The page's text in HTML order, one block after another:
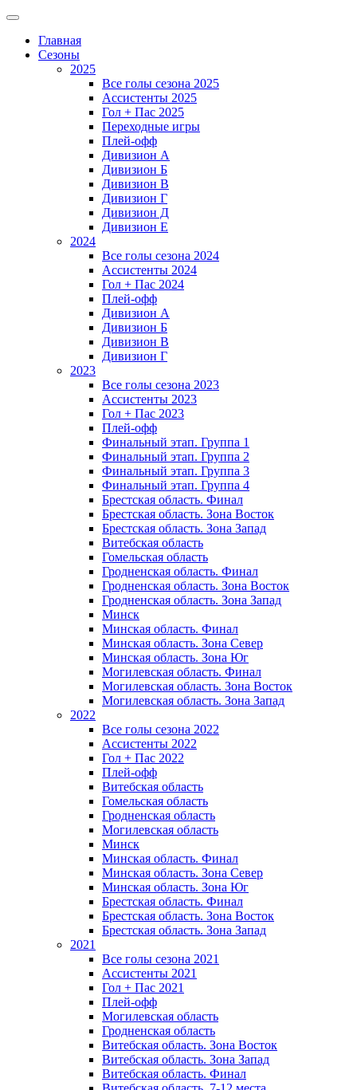
Главная
Сезоны
2025
Все голы сезона 2025
Ассистенты 2025
Гол + Пас 2025
Переходные игры
Плей-офф
Дивизион A
Дивизион Б
Дивизион В
Дивизион Г
Дивизион Д
Дивизион Е
2024
Все голы сезона 2024
Ассистенты 2024
Гол + Пас 2024
Плей-офф
Дивизион A
Дивизион Б
Дивизион В
Дивизион Г
2023
Все голы сезона 2023
Ассистенты 2023
Гол + Пас 2023
Плей-офф
Финальный этап. Группа 1
Финальный этап. Группа 2
Финальный этап. Группа 3
Финальный этап. Группа 4
Брестская область. Финал
Брестская область. Зона Восток
Брестская область. Зона Запад
Витебская область
Гомельская область
Гродненская область. Финал
Гродненская область. Зона Восток
Гродненская область. Зона Запад
Минск
Минская область. Финал
Минская область. Зона Север
Минская область. Зона Юг
Могилевская область. Финал
Могилевская область. Зона Восток
Могилевская область. Зона Запад
2022
Все голы сезона 2022
Ассистенты 2022
Гол + Пас 2022
Плей-офф
Витебская область
Гомельская область
Гродненская область
Могилевская область
Минск
Mинская область. Финал
Минская область. Зона Север
Минская область. Зона Юг
Брестская область. Финал
Брестская область. Зона Восток
Брестская область. Зона Запад
2021
Все голы сезона 2021
Ассистенты 2021
Гол + Пас 2021
Плей-офф
Могилевская область
Гродненская область
Витебская область. Зона Восток
Витебская область. Зона Запад
Витебская область. Финал